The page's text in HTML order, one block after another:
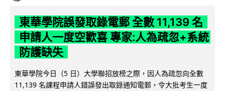
東華學院誤發取錄電郵 全數 11,139 名
申請人一度空歡喜 專家:人為疏忽+系統
防護缺失
東華學院今日（5 日）大學聯招放榜之際，因人為疏忽向全數
11,139 名課程申請人錯誤發出取錄通知電郵，令大批考生一度